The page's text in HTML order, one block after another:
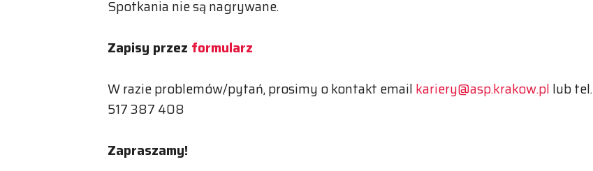
Spotkania nie są nagrywane.
Zapisy przez formularz
W razie problemów/pytań, prosimy o kontakt email kariery@asp.krakow.pl lub tel.
517 387 408
Zapraszamy!